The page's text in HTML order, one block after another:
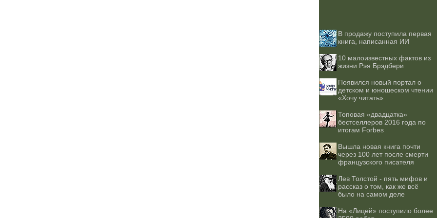
В продажу поступила первая
книга, написанная ИИ
10 малоизвестных фактов из
жизни Рэя Брэдбери
Появился новый портал о
детском и юношеском чтении
«Хочу читать»
Топовая «двадцатка»
бестселлеров 2016 года по
итогам Forbes
Вышла новая книга почти
через 100 лет после смерти
французского писателя
Лев Толстой - пять мифов и
рассказ о том, как же всё
было на самом деле
На «Лицей» поступило более